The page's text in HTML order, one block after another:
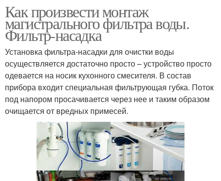
Как произвести монтаж
магистрального фильтра воды.
Фильтр-насадка
Установка фильтра-насадки для очистки воды
осуществляется достаточно просто – устройство просто
одевается на носик кухонного смесителя. В состав
прибора входит специальная фильтрующая губка. Поток
под напором просачивается через нее и таким образом
очищается от вредных примесей.